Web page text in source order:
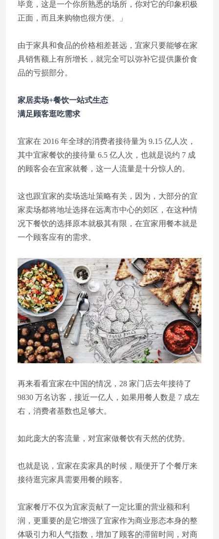
毕竟，这是一个你所熟悉的场所，你对它的印象积极
正面，而且来购物也很方便。」
由于家具和食品的价格相差甚远，宜家只要能够在家
具销售额上有所增长，就完全可以弥补它提供廉价食
品的亏损部分。
家居卖场+餐饮一站式生态
满足顾客逛吃需求
宜家在 2016 年全球的消费者接待量为 9.15 亿人次，
其中宜家餐饮的接待量 6.5 亿人次，也就是说约 7 成
的顾客会在宜家就餐，这一人流量是十分惊人的。
这也跟宜家的卖场选址策略有关，因为，大部分的宜
家卖场都将地址选择在远离市中心的郊区，在这种情
况下餐饮的选择原本就极其有限，在宜家用餐本就是
一个顾客应有的需求。
再来看看宜家在中国的情况，28 家门店去年接待了
9830 万名访客，接近一亿人，如果用餐人数是 7 成左
右，消费者基数也足够大。
如此庞大的客流量，对宜家做餐饮有天然的优势。
也就是说，宜家在卖家具的时候，顺便开了个餐厅来
接待逛完家具需要用餐的顾客。
宜家餐厅不仅为宜家贡献了一定比重的营业额和利
润，更重要的是它增强了宜家作为商业形态本身的整
体吸引力和人气指数，增加了顾客的滞留时间，对商